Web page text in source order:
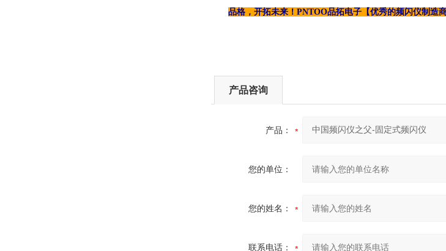
品格，开拓未来！PNTOO品拓电子【优秀的频闪仪制造
产品咨询
产品：
您的单位：
您的姓名：
联系电话：